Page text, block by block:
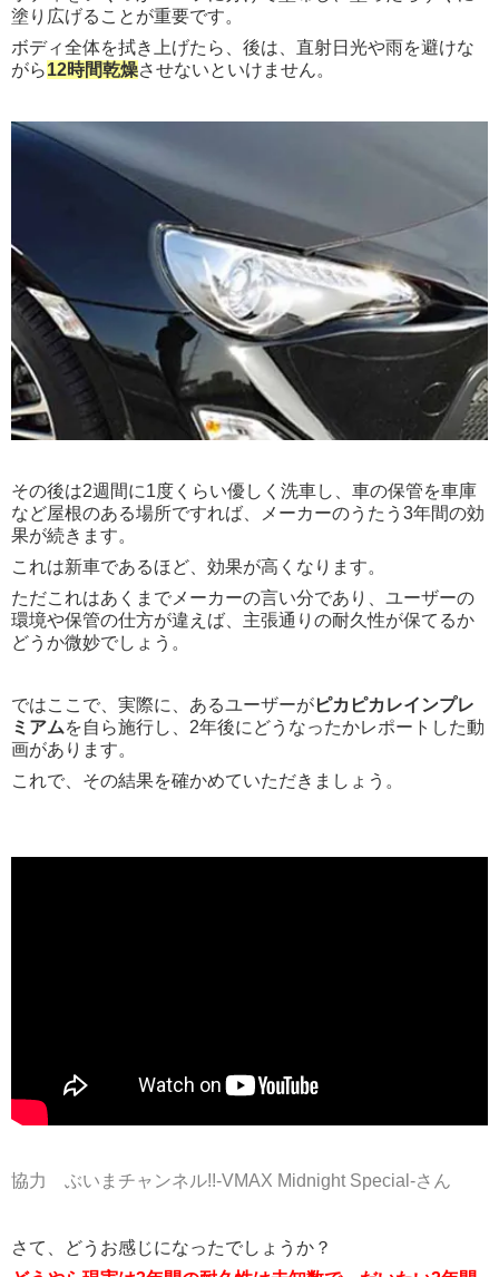
塗り広げることが重要です。
ボディ全体を拭き上げたら、後は、直射日光や雨を避けな
がら12時間乾燥させないといけません。
その後は2週間に1度くらい優しく洗車し、車の保管を車庫
など屋根のある場所ですれば、メーカーのうたう3年間の効
果が続きます。
これは新車であるほど、効果が高くなります。
ただこれはあくまでメーカーの言い分であり、ユーザーの
環境や保管の仕方が違えば、主張通りの耐久性が保てるか
どうか微妙でしょう。
ではここで、実際に、あるユーザーがピカピカレインプレ
ミアムを自ら施行し、2年後にどうなったかレポートした動
画があります。
これで、その結果を確かめていただきましょう。
協力 ぶいまチャンネル!!-VMAX Midnight Special-さん
さて、どうお感じになったでしょうか？